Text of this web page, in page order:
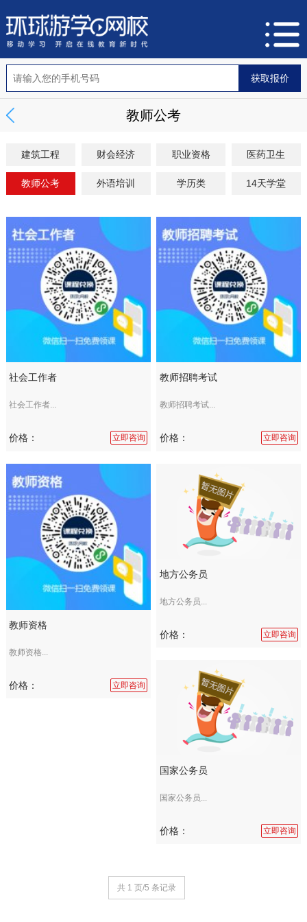
教师公考
建筑工程 财会经济 职业资格 医药卫生
教师公考 外语培训 学历类 14天学堂
社会工作者
社会工作者...
价格： 立即咨询
教师招聘考试
教师招聘考试...
价格： 立即咨询
教师资格
教师资格...
价格： 立即咨询
地方公务员
地方公务员...
价格： 立即咨询
国家公务员
国家公务员...
价格： 立即咨询
共 1 页/5 条记录